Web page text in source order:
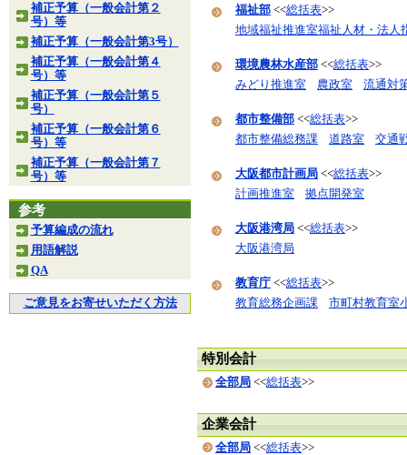
補正予算（一般会計第２
号）等
補正予算（一般会計第3号）
補正予算（一般会計第４
号）等
補正予算（一般会計第５
号）
補正予算（一般会計第６
号）等
補正予算（一般会計第７
号）等
参考
予算編成の流れ
用語解説
QA
ご意見をお寄せいただく方法
福祉部 <<総括表>>
地域福祉推進室福祉人材・法人
環境農林水産部 <<総括表>>
みどり推進室
農政室 流通対
都市整備部 <<総括表>>
都市整備総務課
道路室 交通
大阪都市計画局 <<総括表>>
計画推進室
拠点開発室
大阪港湾局 <<総括表>>
大阪港湾局
教育庁 <<総括表>>
教育総務企画課
市町村教育室
特別会計
全部局 <<総括表>>
企業会計
全部局 <<総括表>>